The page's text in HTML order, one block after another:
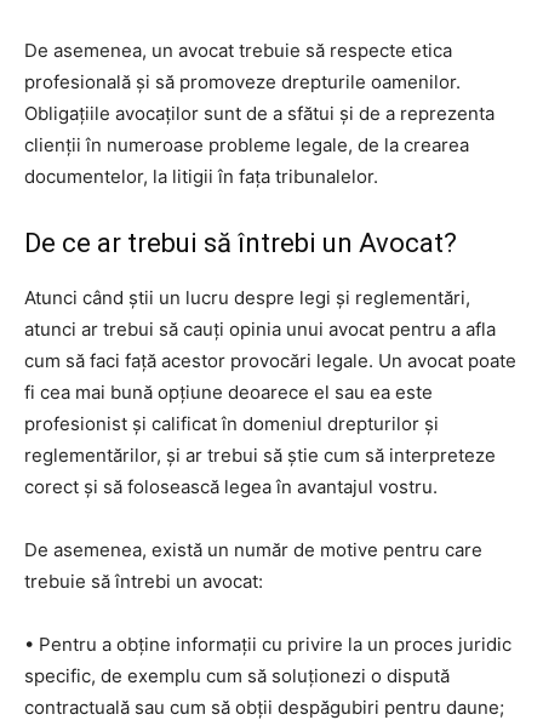
De asemenea, un avocat trebuie să respecte etica
profesională și să promoveze drepturile oamenilor.
Obligațiile avocaților sunt de a sfătui și de a reprezenta
clienții în numeroase probleme legale, de la crearea
documentelor, la litigii în fața tribunalelor.
De ce ar trebui să întrebi un Avocat?
Atunci când știi un lucru despre legi și reglementări,
atunci ar trebui să cauți opinia unui avocat pentru a afla
cum să faci față acestor provocări legale. Un avocat poate
fi cea mai bună opțiune deoarece el sau ea este
profesionist și calificat în domeniul drepturilor și
reglementărilor, și ar trebui să știe cum să interpreteze
corect și să folosească legea în avantajul vostru.
De asemenea, există un număr de motive pentru care
trebuie să întrebi un avocat:
• Pentru a obține informații cu privire la un proces juridic
specific, de exemplu cum să soluționezi o dispută
contractuală sau cum să obții despăgubiri pentru daune;